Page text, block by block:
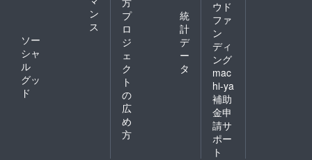
ン
ス
ソー
シャ
ル
グッ
ド
プ
ロ
ジ
ェ
ク
ト
の
広
め
方
統
計
デ
ー
タ
ウド
ファ
ン
ディ
ング
mac
hi-ya
補助
金申
請サ
ポー
ト